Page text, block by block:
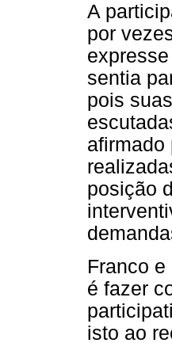
A
por
sentia
pois
afirmado
posição
Franco
é fazer
isto ao